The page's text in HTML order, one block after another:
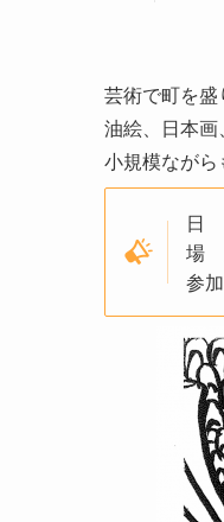
芸術で町を盛
油絵、日本
小規模ながら
日
場
参